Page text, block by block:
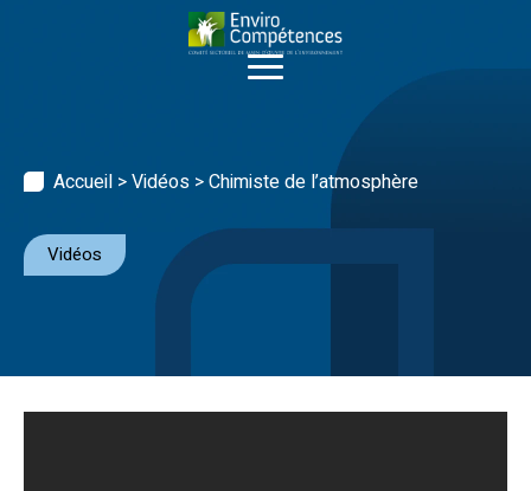
Accueil >Vidéos >Chimiste de l’atmosphère
Vidéos